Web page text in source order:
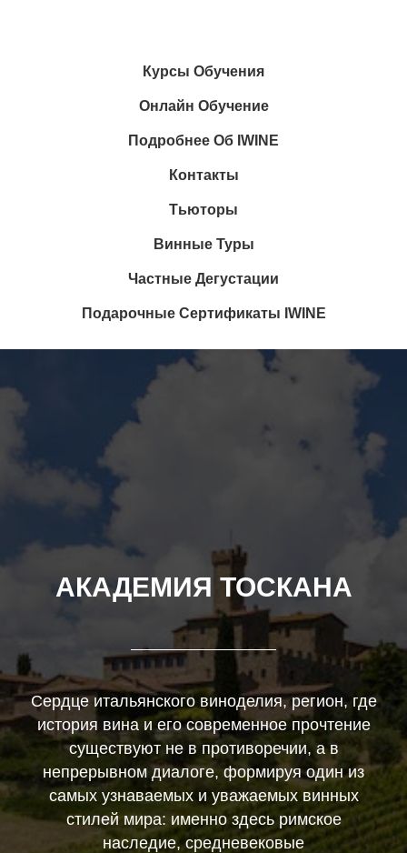
Курсы Обучения
Онлайн Обучение
Подробнее Об IWINE
Контакты
Тьюторы
Винные Туры
Частные Дегустации
Подарочные Сертификаты IWINE
АКАДЕМИЯ ТОСКАНА
Сердце итальянского виноделия, регион, где
история вина и его современное прочтение
существуют не в противоречии, а в
непрерывном диалоге, формируя один из
самых узнаваемых и уважаемых винных
стилей мира: именно здесь римское
наследие, средневековые